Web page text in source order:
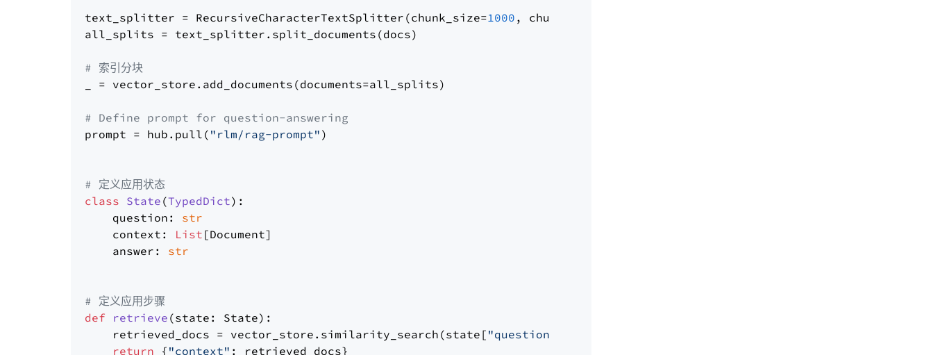
text_splitter = RecursiveCharacterTextSplitter(chunk_size=1000 , chunk_overlap=
all_splits = text_splitter.split_documents(docs)
# 索引分块
_ = vector_store.add_documents(documents=all_splits)
# Define prompt for question-answering
prompt = hub.pull( "rlm/rag-prompt" )
# 定义应用状态
class State (TypedDict):
    question:
str
    context:
List [Document]
    answer:
str
# 定义应用步骤
def
retrieve (state: State):
    retrieved_docs = vector_store.similarity_search(state[
"question"
return { "context" : retrieved_docs}